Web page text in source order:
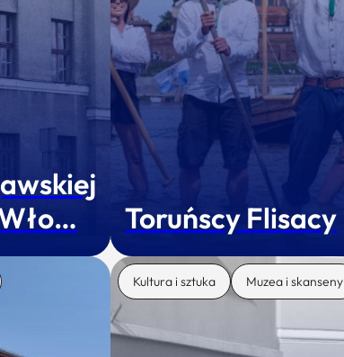
Toruńscy Flisacy
Kultura i sztuka Muzea i skanseny